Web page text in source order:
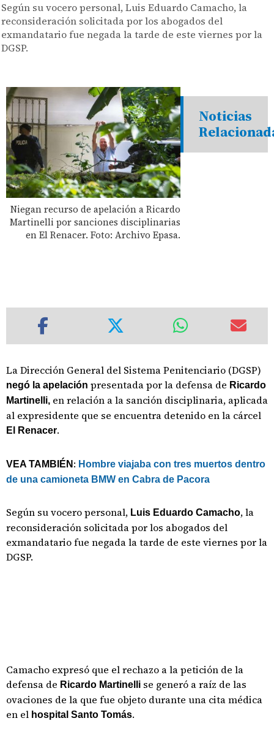
Según su vocero personal, Luis Eduardo Camacho, la
reconsideración solicitada por los abogados del
exmandatario fue negada la tarde de este viernes por la
DGSP.
Niegan recurso de apelación a Ricardo
Martinelli por sanciones disciplinarias
en El Renacer. Foto: Archivo Epasa.
Noticias
La Dirección General del Sistema Penitenciario (DGSP)
negó la apelación presentada por la defensa de Ricardo
Martinelli, en relación a la sanción disciplinaria, aplicada
al expresidente que se encuentra detenido en la cárcel
El Renacer.
VEA TAMBIÉN : Hombre viajaba con tres muertos dentro
de una camioneta BMW en Cabra de Pacora
Según su vocero personal, Luis Eduardo Camacho, la
reconsideración solicitada por los abogados del
exmandatario fue negada la tarde de este viernes por la
DGSP.
Camacho expresó que el rechazo a la petición de la
defensa de Ricardo Martinelli se generó a raíz de las
ovaciones de la que fue objeto durante una cita médica
en el hospital Santo Tomás.